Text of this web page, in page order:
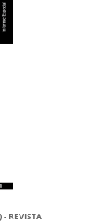
- REVISTA